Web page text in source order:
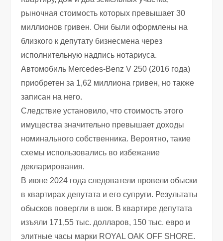
рыночная стоимость которых превышает 30
миллионов гривен. Они были оформлены на
близкого к депутату бизнесмена через
исполнительную надпись нотариуса.
Автомобиль Mercedes-Benz V 250 (2016 года)
приобретен за 1,62 миллиона гривен, но также
записан на него.
Следствие установило, что стоимость этого
имущества значительно превышает доходы
номинального собственника. Вероятно, такие
схемы использовались во избежание
декларирования.
В июне 2024 года следователи провели обыски
в квартирах депутата и его супруги. Результаты
обысков повергли в шок. В квартире депутата
изъяли 171,55 тыс. долларов, 150 тыс. евро и
элитные часы марки ROYAL OAK OFF SHORE.